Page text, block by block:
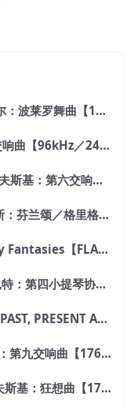
Charles Munch – 明希／拉威尔：波莱罗舞曲【176.4kHz／24bit】
瓦莱里·捷杰耶夫 – 马勒：第五交响曲【96kHz／24bit】
Pierre Monteux – 蒙特／柴可夫斯基：第六交响曲【176.4kHz／24bit】
Leonard Bernstein – 西贝柳斯：芬兰颂／格里格：培尔·金特组曲【44.1kHz／24bit】
Alexander Gadjiev – Literary Fantasies【FLAC 192】
Jascha Heifetz – 海菲兹／莫扎特：第四小提琴协奏曲，第五小提琴协奏曲《土耳其》／维瓦尔第：小提琴与大提琴协奏曲，RV 547【192kHz／24bit】
Michael Jackson – HIStory – PAST, PRESENT AND FUTURE – BOOK I【96kHz／24bit】
Fritz Reiner – 莱纳／德沃夏克：第九交响曲【176.4kHz／24bit】
Leopold Stokowski – 史托考夫斯基：狂想曲【176.4kHz／24bit】